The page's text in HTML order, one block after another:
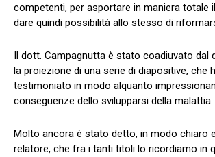
competenti, per asportare in maniera totale
dare quindi possibilità allo stesso di
Il dott. Campagnutta è stato coadiuvato dal
la proiezione di una serie di diapositive, che
testimoniato in modo alquanto
conseguenze dello svilupparsi della malattia.
Molto ancora è stato detto, in modo chiaro
relatore, che fra i tanti titoli lo ricordiamo in